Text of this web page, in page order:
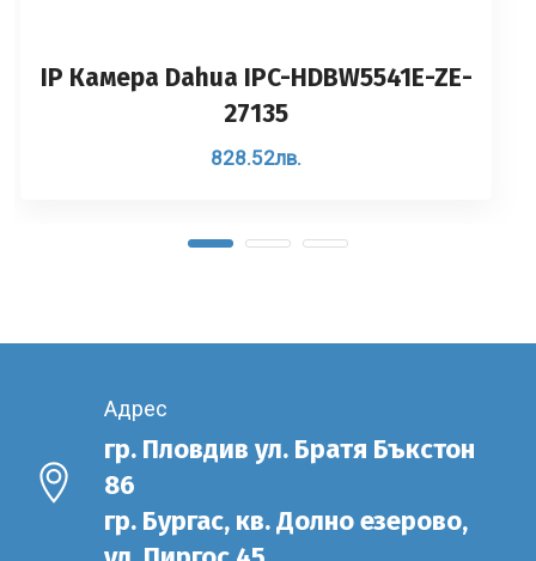
IP Камерa Dahua IPC-HDBW5541E-ZE-
27135
828.52лв.
Адрес
гр. Пловдив ул. Братя Бъкстон
86
гр. Бургас, кв. Долно езерово,